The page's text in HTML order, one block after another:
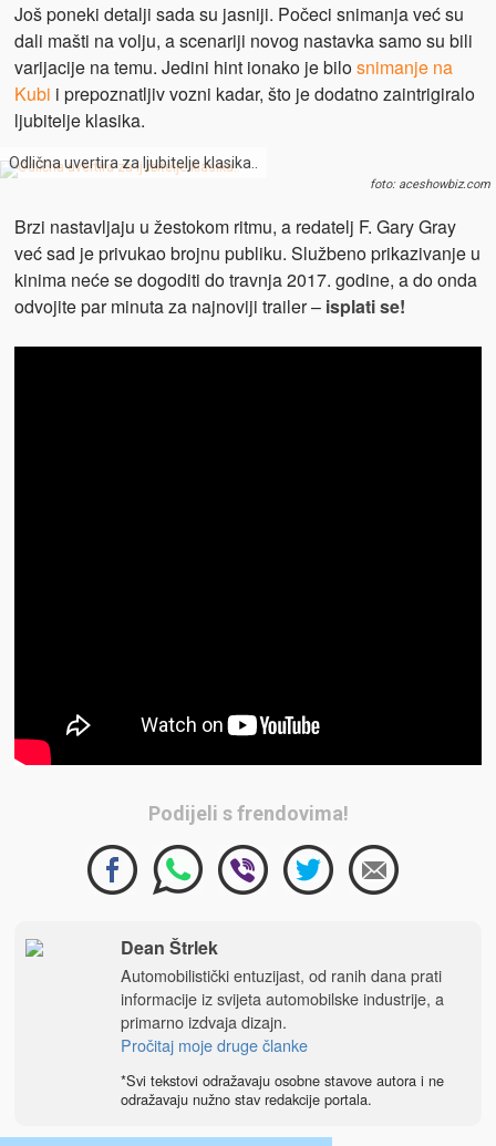
Još poneki detalji sada su jasniji. Počeci snimanja već su
dali mašti na volju, a scenariji novog nastavka samo su bili
varijacije na temu. Jedini hint ionako je bilosnimanje na
Kubi i prepoznatljiv vozni kadar, što je dodatno zaintrigiralo
ljubitelje klasika.
Odlična uvertira za ljubitelje klasika..
foto: aceshowbiz.com
Brzi nastavljaju u žestokom ritmu, a redatelj F. Gary Gray
već sad je privukao brojnu publiku. Službeno prikazivanje u
kinima neće se dogoditi do travnja 2017. godine, a do onda
odvojite par minuta za najnoviji trailer –isplati se!
Podijeli s frendovima!
Dean Štrlek
Automobilistički entuzijast, od ranih dana prati
informacije iz svijeta automobilske industrije, a
primarno izdvaja dizajn.
Pročitaj moje druge članke
*Svi tekstovi odražavaju osobne stavove autora i ne
odražavaju nužno stav redakcije portala.